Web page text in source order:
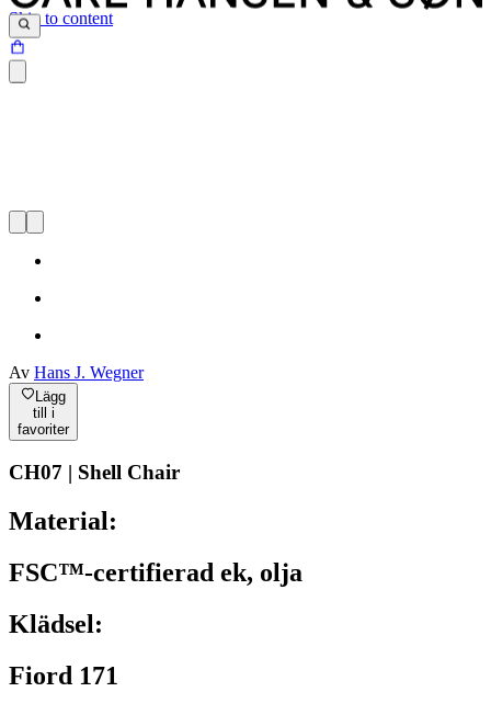
Skip to content
Av Hans J. Wegner
Lägg
till i
favoriter
CH07 | Shell Chair
Material:
FSC™-certifierad ek, olja
Klädsel:
Fiord 171